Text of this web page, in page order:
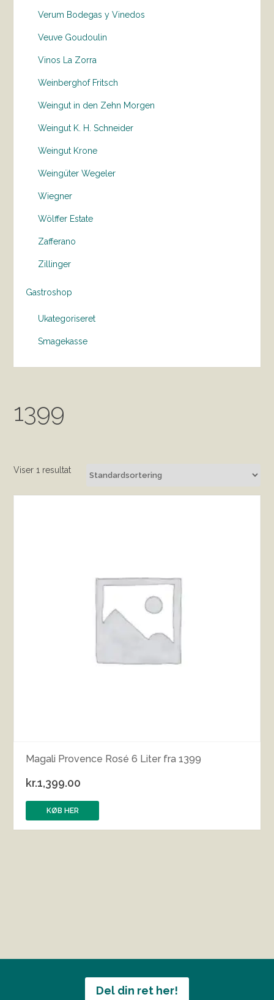
Verum Bodegas y Vinedos
Veuve Goudoulin
Vinos La Zorra
Weinberghof Fritsch
Weingut in den Zehn Morgen
Weingut K. H. Schneider
Weingut Krone
Weingüter Wegeler
Wiegner
Wölffer Estate
Zafferano
Zillinger
Gastroshop
Ukategoriseret
Smagekasse
1399
Viser 1 resultat
Magali Provence Rosé 6 Liter fra 1399
kr.1,399.00
KØB HER
Del din ret her!